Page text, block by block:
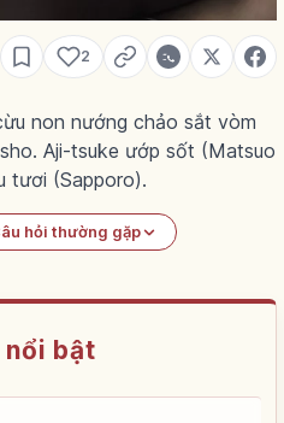
2
non nướng chảo sắt vòm
Aji-tsuke ướp sốt (Matsuo
tươi (Sapporo).
hỏi thường gặp
bật